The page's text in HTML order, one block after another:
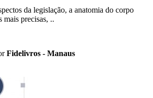
da legislação, a anatomia do corpo
mais precisas, ..
Fidelivros - Manaus